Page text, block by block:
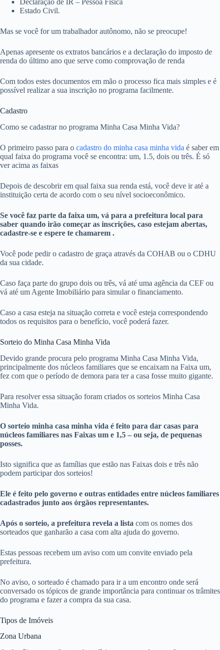
Declaração de IR – Pessoa Física
Estado Civil.
Mas se você for um trabalhador autônomo, não se preocupe!
Apenas apresente os extratos bancários e a declaração do imposto de
renda do último ano que serve como comprovação de renda
Com todos estes documentos em mão o processo fica mais simples e é
possível realizar a sua inscrição no programa facilmente.
Cadastro
Como se cadastrar no programa Minha Casa Minha Vida?
O primeiro passo para o cadastro do minha casa minha vida é saber em
qual faixa do programa você se encontra: um, 1.5, dois ou três. É só
ver acima as faixas
Depois de descobrir em qual faixa sua renda está, você deve ir até a
instituição certa de acordo com o seu nível socioeconômico.
Se você faz parte da faixa um, vá para a prefeitura local para
saber quando irão começar as inscrições, caso estejam abertas,
cadastre-se e espere te chamarem .
Você pode pedir o cadastro de graça através da COHAB ou o CDHU
da sua cidade.
Caso faça parte do grupo dois ou três, vá até uma agência da CEF ou
vá até um Agente Imobiliário para simular o financiamento.
Caso a casa esteja na situação correta e você esteja correspondendo
todos os requisitos para o benefício, você poderá fazer.
Sorteio do Minha Casa Minha Vida
Devido grande procura pelo programa Minha Casa Minha Vida,
principalmente dos núcleos familiares que se encaixam na Faixa um,
fez com que o período de demora para ter a casa fosse muito gigante.
Para resolver essa situação foram criados os sorteios Minha Casa
Minha Vida.
O sorteio minha casa minha vida é feito para dar casas para
núcleos familiares nas Faixas um e 1,5 – ou seja, de pequenas
posses.
Isto significa que as famílias que estão nas Faixas dois e três não
podem participar dos sorteios!
Ele é feito pelo governo e outras entidades entre núcleos familiares
cadastrados junto aos órgãos representantes.
Após o sorteio, a prefeitura revela a lista com os nomes dos
sorteados que ganharão a casa com alta ajuda do governo.
Estas pessoas recebem um aviso com um convite enviado pela
prefeitura.
No aviso, o sorteado é chamado para ir a um encontro onde será
conversado os tópicos de grande importância para continuar os trâmites
do programa e fazer a compra da sua casa.
Tipos de Imóveis
Zona Urbana